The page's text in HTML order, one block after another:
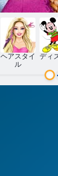
ヘアスタイ
ル
ディ